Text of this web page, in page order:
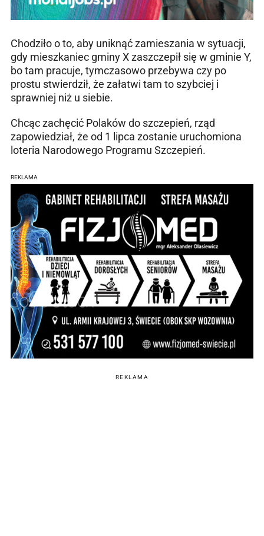
Chodziło o to, aby uniknąć zamieszania w sytuacji,
gdy mieszkaniec gminy X zaszczepił się w gminie Y,
bo tam pracuje, tymczasowo przebywa czy po
prostu stwierdził, że załatwi tam to szybciej i
sprawniej niż u siebie.
Chcąc zachęcić Polaków do szczepień, rząd
zapowiedział, że od 1 lipca zostanie uruchomiona
loteria Narodowego Programu Szczepień.
REKLAMA
REKLAMA